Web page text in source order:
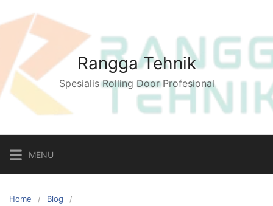
to
content
Rangga Tehnik
Spesialis Rolling Door Profesional
MENU
Home
Blog